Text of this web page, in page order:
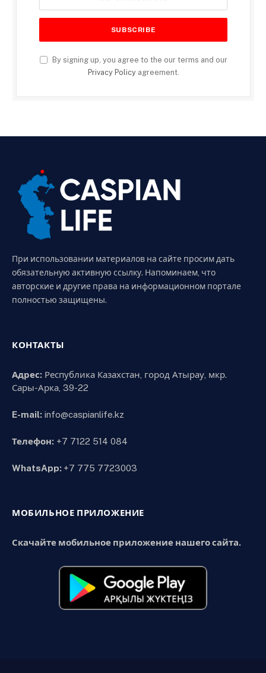
By signing up, you agree to the our terms and our
Privacy Policyagreement.
При использовании материалов на сайте просим дать
обязательную активную ссылку. Напоминаем, что
авторские и другие права на информационном портале
полностью защищены.
КОНТАКТЫ
Адрес: Республика Казахстан, город Атырау, мкр.
Сары-Арка, 39-22
E-mail: info@caspianlife.kz
Телефон: +7 7122 514 084
WhatsApp: +7 775 7723003
МОБИЛЬНОЕ ПРИЛОЖЕНИЕ
Скачайте мобильное приложение нашего сайта.